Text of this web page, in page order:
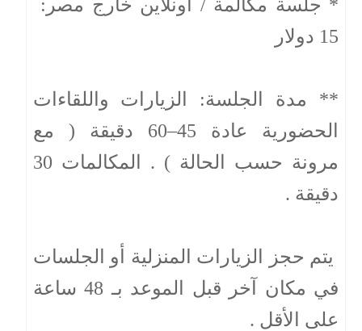
* جلسة مكالمة / أونلاين خارج مصر:
15 دولار
** مدة الجلسة: الزيارات واللقاءات
الحضورية عادة 45–60 دقيقة ( مع
مرونة حسب الحالة ) . المكالمات 30
دقيقة .
يتم حجز الزيارات المنزلية أو الجلسات
في مكان آخر قبل الموعد بـ 48 ساعة
على الأقل .